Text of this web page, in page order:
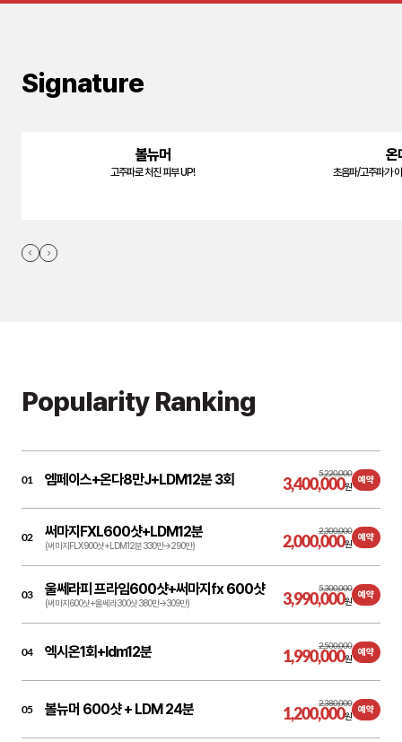
Signature
볼뉴머
고주파로 처진 피부 UP!
온
초음파/고주파가
Popularity Ranking
01 엠페이스+온다8만J+LDM12분 3회 5,220,000
3,400,000원
예약
02 써마지FXL600샷+LDM12분
(써마지FLX 900샷+LDM12분 330만→290만)
2,300,000
2,000,000원
예약
03 울쎄라피 프라임600샷+써마지fx 600샷
(써마지600샷+울쎄라300샷 380만→309만)
5,300,000
3,990,000원
예약
04 엑시온1회+ldm12분 2,500,000
1,990,000원
예약
05 볼뉴머 600샷 + LDM 24분 2,380,000
1,200,000원
예약